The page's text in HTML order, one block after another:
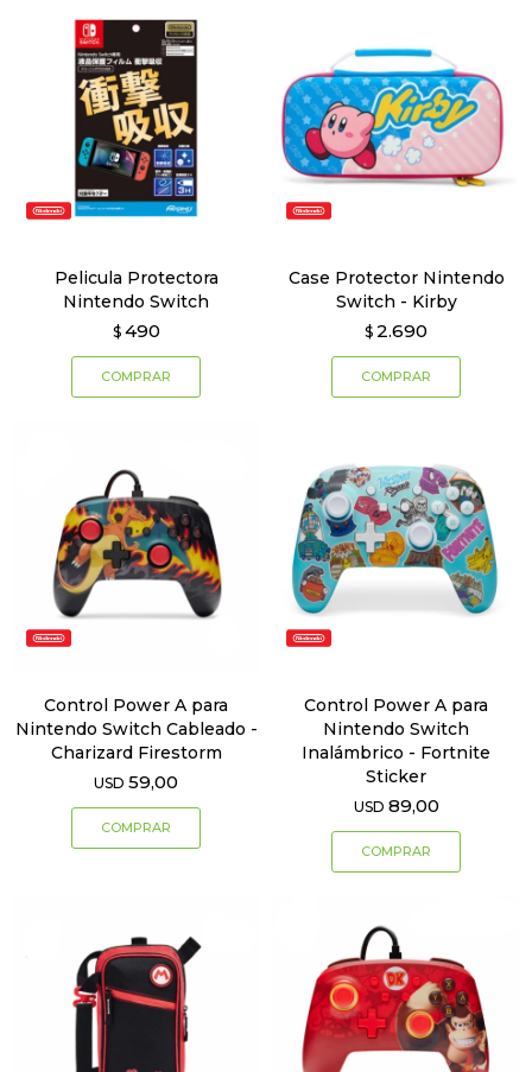
Pelicula Protectora
Nintendo Switch
$ 490
Case Protector Nintendo
Switch - Kirby
$ 2.690
Control Power A para
Nintendo Switch Cableado -
Charizard Firestorm
USD 59,00
Control Power A para
Nintendo Switch
Inalámbrico - Fortnite
Sticker
USD 89,00